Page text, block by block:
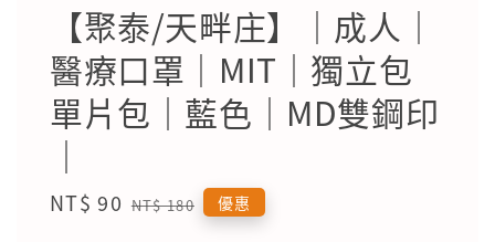
【聚泰/天畔庄】｜成人｜
醫療口罩｜MIT｜獨立包
單片包｜藍色｜MD雙鋼印
｜
Sale
NT$ 90 Regular
NT$ 180 優惠